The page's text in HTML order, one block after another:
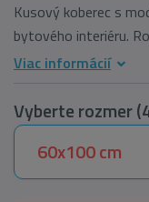
Kusový koberec s
bytového interiéru.
Viac informácií
Vyberte rozmer
60x100 cm